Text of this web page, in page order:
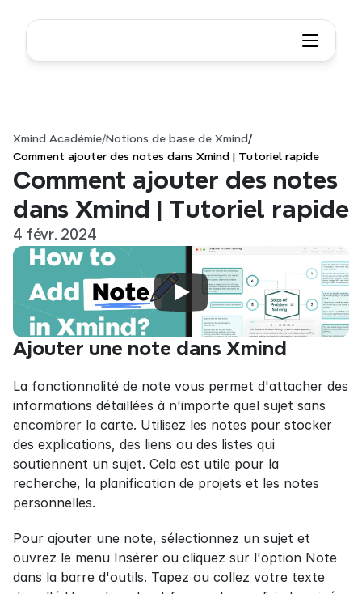
Xmind Académie/Notions de base de Xmind /
Comment ajouter des notes dans Xmind | Tutoriel rapide
Comment ajouter des notes
dans Xmind | Tutoriel rapide
4 févr. 2024
Ajouter une note dans Xmind
La fonctionnalité de note vous permet d'attacher des
informations détaillées à n'importe quel sujet sans
encombrer la carte. Utilisez les notes pour stocker
des explications, des liens ou des listes qui
soutiennent un sujet. Cela est utile pour la
recherche, la planification de projets et les notes
personnelles.
Pour ajouter une note, sélectionnez un sujet et
ouvrez le menu Insérer ou cliquez sur l'option Note
dans la barre d'outils. Tapez ou collez votre texte